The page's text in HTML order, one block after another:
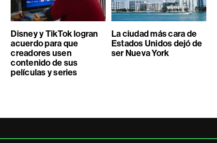
Disney y TikTok logran
acuerdo para que
creadores usen
contenido de sus
películas y series
La ciudad más cara de
Estados Unidos dejó de
ser Nueva York